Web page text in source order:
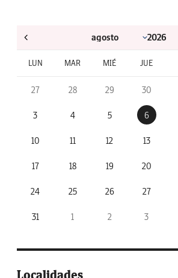
LUN MAR MIÉ JUE
27 28 29 30
3 4 5 6
10 11 12 13
17 18 19 20
24 25 26 27
31 1 2 3
Localidades